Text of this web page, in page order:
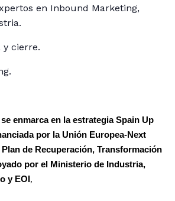
en Inbound Marketing,
y cierre.
enmarca en la estrategia Spain Up
por la Unión Europea-Next
de Recuperación, Transformación
por el Ministerio de Industria,
y EOI ,